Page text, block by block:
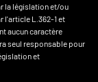
la législation et/ou
l'article L.362-1 et
aucun caractère
seul responsable pour
et